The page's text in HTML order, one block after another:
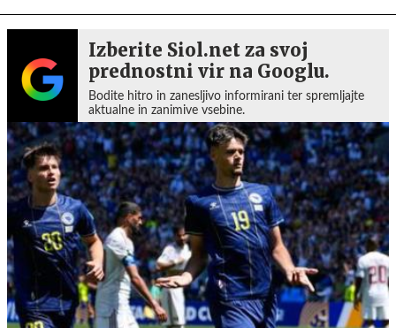
Izberite Siol.net za svoj
prednostni vir na Googlu.
Bodite hitro in zanesljivo informirani ter spremljajte
aktualne in zanimive vsebine.